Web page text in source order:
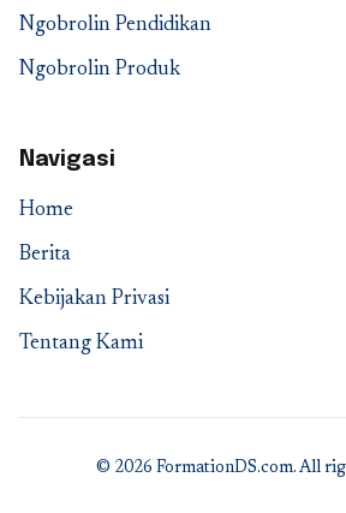
Ngobrolin Pendidikan
Ngobrolin Produk
Navigasi
Home
Berita
Kebijakan Privasi
Tentang Kami
© 2026 FormationDS.com. All